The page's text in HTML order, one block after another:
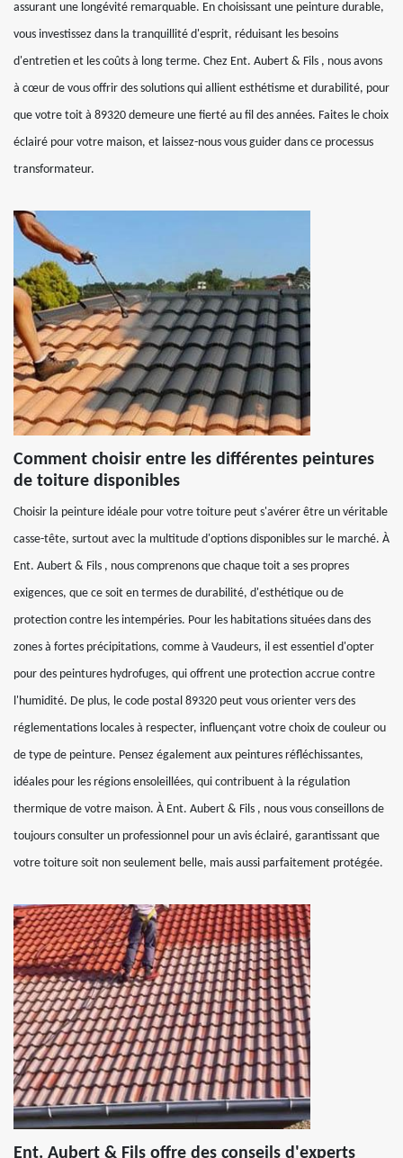
assurant une longévité remarquable. En choisissant une peinture durable,
vous investissez dans la tranquillité d'esprit, réduisant les besoins
d'entretien et les coûts à long terme. Chez Ent. Aubert & Fils , nous avons
à cœur de vous offrir des solutions qui allient esthétisme et durabilité, pour
que votre toit à 89320 demeure une fierté au fil des années. Faites le choix
éclairé pour votre maison, et laissez-nous vous guider dans ce processus
transformateur.
Comment choisir entre les différentes peintures
de toiture disponibles
Choisir la peinture idéale pour votre toiture peut s'avérer être un véritable
casse-tête, surtout avec la multitude d'options disponibles sur le marché. À
Ent. Aubert & Fils , nous comprenons que chaque toit a ses propres
exigences, que ce soit en termes de durabilité, d'esthétique ou de
protection contre les intempéries. Pour les habitations situées dans des
zones à fortes précipitations, comme à Vaudeurs, il est essentiel d'opter
pour des peintures hydrofuges, qui offrent une protection accrue contre
l'humidité. De plus, le code postal 89320 peut vous orienter vers des
réglementations locales à respecter, influençant votre choix de couleur ou
de type de peinture. Pensez également aux peintures réfléchissantes,
idéales pour les régions ensoleillées, qui contribuent à la régulation
thermique de votre maison. À Ent. Aubert & Fils , nous vous conseillons de
toujours consulter un professionnel pour un avis éclairé, garantissant que
votre toiture soit non seulement belle, mais aussi parfaitement protégée.
Ent. Aubert & Fils offre des conseils d'experts